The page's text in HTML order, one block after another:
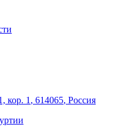
кор. 1 , 614065, Россия